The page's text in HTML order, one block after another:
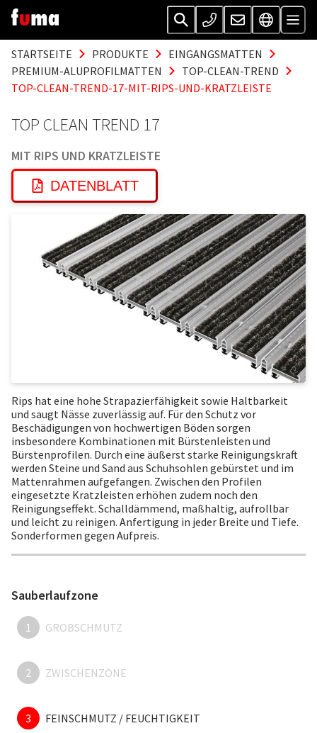
STARTSEITE PRODUKTE
EINGANGSMATTEN
PREMIUM-ALUPROFILMATTEN
TOP-CLEAN-TREND
TOP-CLEAN-TREND-17-MIT-RIPS-UND-KRATZLEISTE
TOP CLEAN TREND 17
MIT RIPS UND KRATZLEISTE
DATENBLATT
Rips hat eine hohe Strapazierfähigkeit sowie Haltbarkeit
und saugt Nässe zuverlässig auf. Für den Schutz vor
Beschädigungen von hochwertigen Böden sorgen
insbesondere Kombinationen mit Bürstenleisten und
Bürstenprofilen. Durch eine äußerst starke Reinigungskraft
werden Steine und Sand aus Schuhsohlen gebürstet und im
Mattenrahmen aufgefangen. Zwischen den Profilen
eingesetzte Kratzleisten erhöhen zudem noch den
Reinigungseffekt. Schalldämmend, maßhaltig, aufrollbar
und leicht zu reinigen. Anfertigung in jeder Breite und Tiefe.
Sonderformen gegen Aufpreis.
Sauberlaufzone
1 GROBSCHMUTZ
2 ZWISCHENZONE
3 FEINSCHMUTZ / FEUCHTIGKEIT